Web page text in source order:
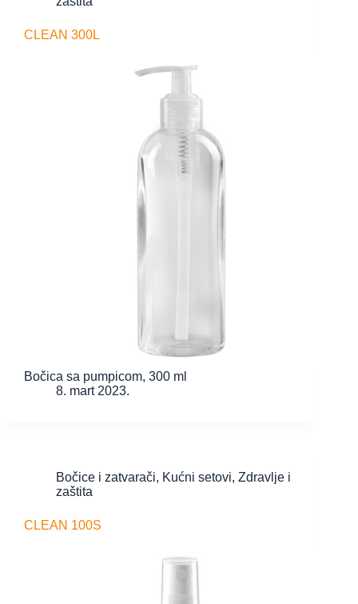
CLEAN 300L
Bočica sa pumpicom, 300 ml
8. mart 2023.
Bočice i zatvarači, Kućni setovi, Zdravlje i
zaštita
CLEAN 100S